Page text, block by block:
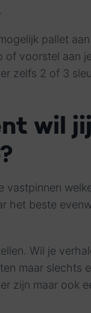
pallet aan
of voorstel aan je
zelfs 2 of 3
wil jij
vastpinnen
het beste
Wil je
maar slechts
zijn maar ook